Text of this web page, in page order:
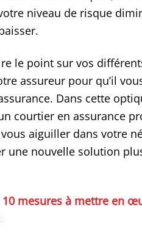
niveau de risque
le point sur vos
assureur pour qu’il
Dans cette
courtier en assurance
aiguiller dans votre
une nouvelle solution
10 mesures à mettre en